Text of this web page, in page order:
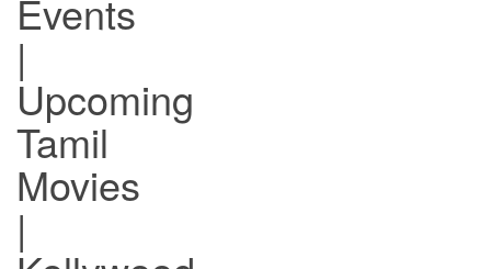
Events
|
Upcoming
Tamil
Movies
|